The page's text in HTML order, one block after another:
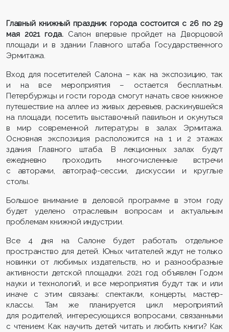
Главный книжный праздник города состоится с 26 по 29
мая 2021 года.Салон впервые пройдет на Дворцовой
площади и в здании Главного штаба Государственного
Эрмитажа.
Вход для посетителей Салона – как на экспозицию, так
и на все мероприятия – остается бесплатным.
Петербуржцы и гости города смогут начать свое книжное
путешествие на аллее из живых деревьев, раскинувшейся
на площади, посетить выставочный павильон и окунуться
в мир современной литературы в залах Эрмитажа.
Основная экспозиция расположится на 1 и 2 этажах
здания Главного штаба. В лекционных залах будут
ежедневно проходить многочисленные встречи
с авторами, автограф-сессии, дискуссии и круглые
столы.
Большое внимание в деловой программе в этом году
будет уделено отраслевым вопросам и актуальным
проблемам книжной индустрии.
Все 4 дня на Салоне будет работать отдельное
пространство для детей. Юных читателей ждут не только
новинки от любимых издательств, но и разнообразные
активности детской площадки. 2021 год объявлен Годом
науки и технологий, и все мероприятия будут так и или
иначе с этим связаны: спектакли, концерты, мастер-
классы. Там же планируется цикл мероприятий
для родителей, интересующихся вопросами, связанными
с чтением: Как научить детей читать и любить книги? Как